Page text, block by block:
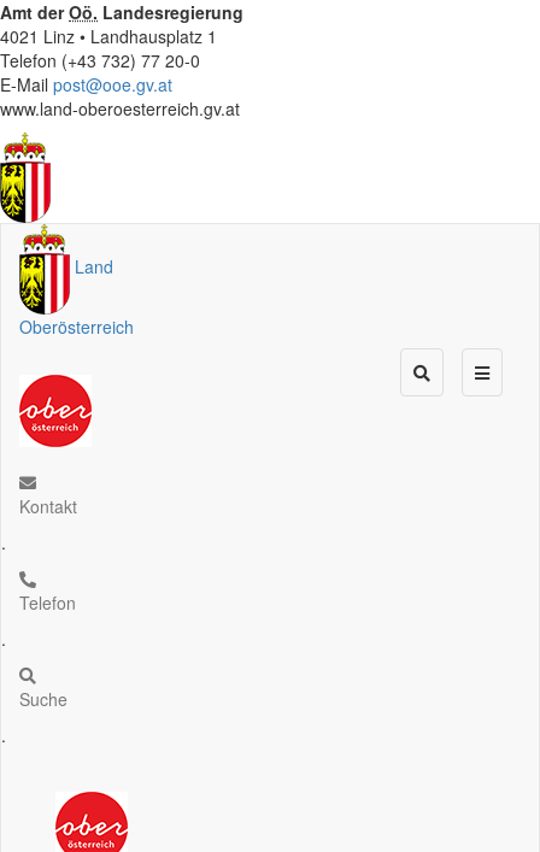
Amt derOö. Landesregierung
4021 Linz • Landhausplatz 1
Telefon (+43 732) 77 20-0
E-Mail post@ooe.gv.at
www.land-oberoesterreich.gv.at
Land
Oberösterreich
Kontakt
.
Telefon
.
Suche
.